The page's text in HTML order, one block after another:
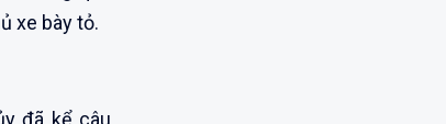
xe bày tỏ.
đã kể câu